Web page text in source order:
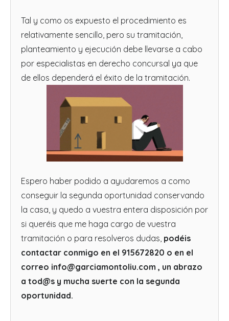
Tal y como os expuesto el procedimiento es
relativamente sencillo, pero su tramitación,
planteamiento y ejecución debe llevarse a cabo
por especialistas en derecho concursal ya que
de ellos dependerá el éxito de la tramitación.
Espero haber podido a ayudaremos a como
conseguir la segunda oportunidad conservando
la casa, y quedo a vuestra entera disposición por
si queréis que me haga cargo de vuestra
tramitación o para resolveros dudas, podéis
contactar conmigo en el 915672820 o en el
correo info@garciamontoliu.com , un abrazo
a tod@s y mucha suerte con la segunda
oportunidad.